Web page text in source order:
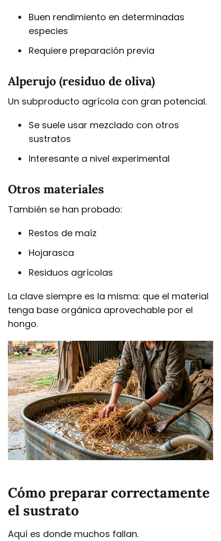
Buen rendimiento en determinadas
especies
Requiere preparación previa
Alperujo (residuo de oliva)
Un subproducto agrícola con gran potencial.
Se suele usar mezclado con otros
sustratos
Interesante a nivel experimental
Otros materiales
También se han probado:
Restos de maíz
Hojarasca
Residuos agrícolas
La clave siempre es la misma: que el material
tenga base orgánica aprovechable por el
hongo.
Cómo preparar correctamente
el sustrato
Aquí es donde muchos fallan.